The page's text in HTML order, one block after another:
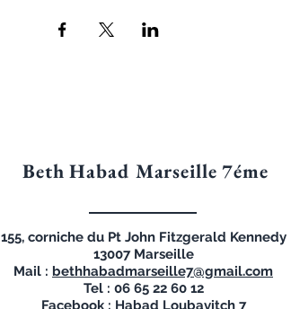
Beth Habad Marseille 7éme
155, corniche du Pt John Fitzgerald Kennedy
13007 Marseille
Mail : bethhabadmarseille7@gmail.com
Tel : 06 65 22 60 12
Facebook : Habad Loubavitch 7